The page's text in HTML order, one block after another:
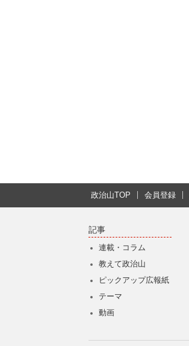
政治山TOP 会員登録
記事
連載・コラム
教えて政治山
ピックアップ広報紙
テーマ
動画